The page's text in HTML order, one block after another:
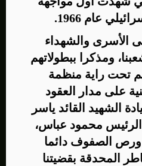
عام 1966.
الأسرى والشهداء
ومذكرا ببطولاتهم
تحت راية منظمة
على مدار العقود
الشهيد القائد ياسر
محمود عباس،
ورص الصفوف دائما
المحدقة بقضيتنا